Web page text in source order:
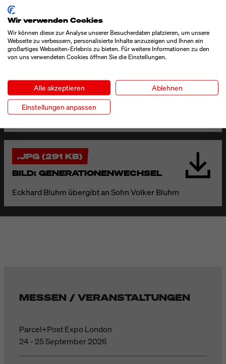
.PDF (360 KB)
PRESSEMITTEILUNG
.TXT (3 KB)
PRESSEMITTEILUNG
.JPG (291 KB)
BILD: GENERATIONENWECHSEL
Eckhard Bluhm übergibt an Sohn Volker Bluhm
MESSEN / VERANSTALTUNGEN
Parcel+Post Expo London
24 - 25 September 2026
Wir verwenden Cookies
Wir können diese zur Analyse unserer Besucherdaten platzieren, um unsere
Webseite zu verbessern, personalisierte Inhalte anzuzeigen und Ihnen ein
großartiges Webseiten-Erlebnis zu bieten. Für weitere Informationen zu den
von uns verwendeten Cookies öffnen Sie die Einstellungen.
Alle akzeptieren Ablehnen
Einstellungen anpassen